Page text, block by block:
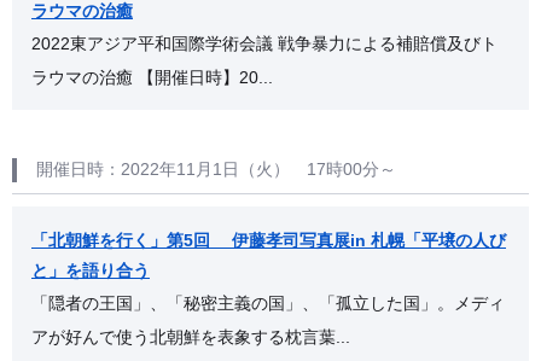
ラウマの治癒
2022東アジア平和国際学術会議 戦争暴力による補賠償及びト
ラウマの治癒 【開催日時】20...
開催日時：2022年11月1日（火） 17時00分～
「北朝鮮を行く」第5回 伊藤孝司写真展in 札幌「平壌の人び
と」を語り合う
「隠者の王国」、「秘密主義の国」、「孤立した国」。メディ
アが好んで使う北朝鮮を表象する枕言葉...